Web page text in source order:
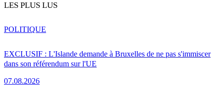
LES PLUS LUS
EXCLUSIF : L'Islande demande à Bruxelles de ne pas s'immiscer
dans son référendum sur l'UE
07.08.2026
POLITIQUE